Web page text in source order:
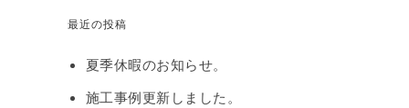
最近の投稿
夏季休暇のお知らせ。
施工事例更新しました。